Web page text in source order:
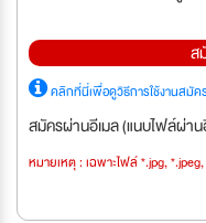
ส
คลิกที่นี่เพื่อดูวิธีการใช้งานสมัค
สมัครผ่านอีเมล (แนบไฟล์ผ่าน
หมายเหตุ : เฉพาะไฟล์ *.jpg,